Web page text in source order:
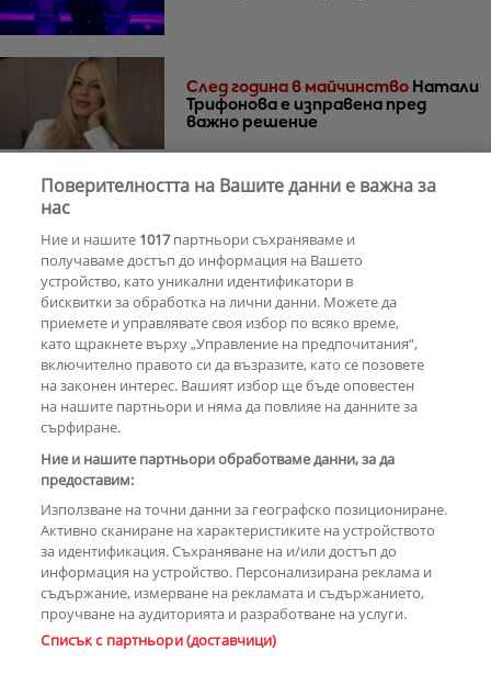
След година в майчинство Натали
Трифонова е изправена пред
важно решение
приятелки
РЕКЛАМА
КОМЕНТАРИ
Copyright © 2007-2026 Hotnews.bg. Всички права запазени.
Поверителността на Вашите данни е важна за
нас
Ние и нашите 1017партньори съхраняваме и
получаваме достъп до информация на Вашето
устройство, като уникални идентификатори в
бисквитки за обработка на лични данни. Можете да
приемете и управлявате своя избор по всяко време,
като щракнете върху „Управление на предпочитания“,
включително правото си да възразите, като се позовете
на законен интерес. Вашият избор ще бъде оповестен
на нашите партньори и няма да повлияе на данните за
сърфиране.
Ние и нашите партньори обработваме данни, за да
предоставим:
Използване на точни данни за географско позициониране.
Активно сканиране на характеристиките на устройството
за идентификация. Съхраняване на и/или достъп до
информация на устройство. Персонализирана реклама и
съдържание, измерване на рекламата и съдържанието,
проучване на аудиторията и разработване на услуги.
Списък с партньори (доставчици)